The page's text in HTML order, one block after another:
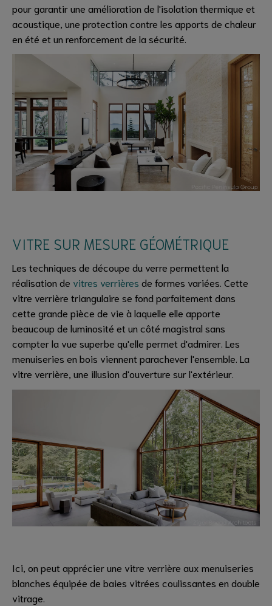
pour garantir une amélioration de l'isolation thermique et
acoustique, une protection contre les apports de chaleur
en été et un renforcement de la sécurité.
VITRE SUR MESURE GÉOMÉTRIQUE
Les techniques de découpe du verre permettent la
réalisation de vitres verrières de formes variées. Cette
vitre verrière triangulaire se fond parfaitement dans
cette grande pièce de vie à laquelle elle apporte
beaucoup de luminosité et un côté magistral sans
compter la vue superbe qu'elle permet d'admirer. Les
menuiseries en bois viennent parachever l'ensemble. La
vitre verrière, une illusion d'ouverture sur l'extérieur.
Ici, on peut apprécier une vitre verrière aux menuiseries
blanches équipée de baies vitrées coulissantes en double
vitrage.